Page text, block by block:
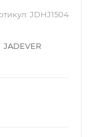
JDHJ1504